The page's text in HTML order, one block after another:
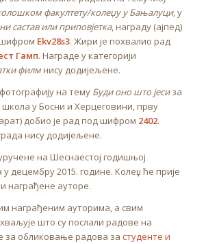
факултету/колеџу у Бањалуци,у
састав или приповјетка, награду (ајпед)
Ekv28s3. Жири је похвалио рад
Гамп. Награде у категорији
филмнису додијељене.
на тему Буди оно што јесиза
у Босни и Херцеговини, прву
добио је рад под шифром 2402.
нису додијељене.
на Шеснаестој годишњој
децембру 2015. године. Колеџ ће прије
награђене ауторе.
награђеним ауторима, а свим
што су послали радове на
за обликовање радова за студенте и